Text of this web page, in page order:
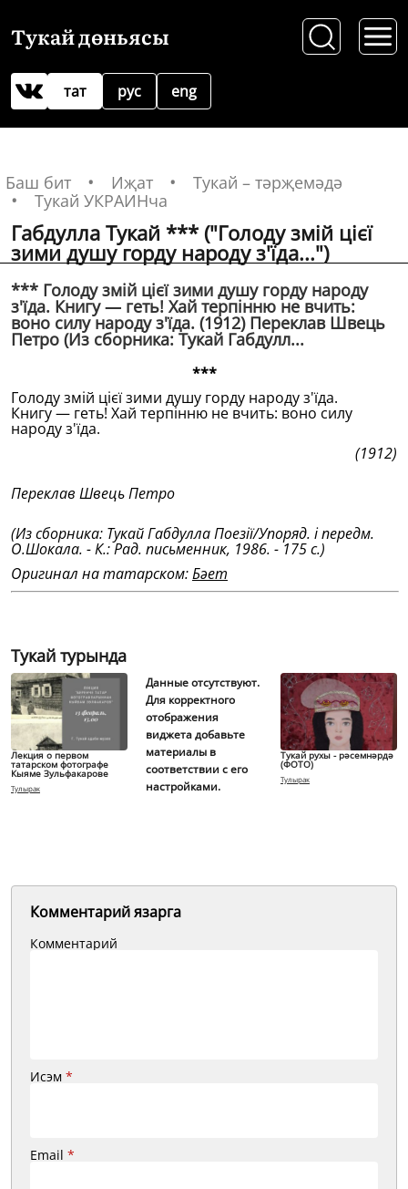
Тукай дөньясы
рус
тат eng
Баш бит Иҗат
Тукай – тәрҗемәдә
Тукай УКРАИНча
Габдулла Тукай *** ("Голоду змiй цiєï
зими душу горду народу з'ïда...")
*** Голоду змiй цiєï зими душу горду народу
з'ïда. Книгу — геть! Хай терпiнню не вчить:
воно силу народу з'ïда. (1912) Переклав Швець
Петро (Из сборника: Тукай Габдулл...
***
Голоду змiй цiєï зими душу горду народу з'ïда.
Книгу — геть! Хай терпiнню не вчить: воно силу
народу з'ïда.
(1912)
Переклав Швець Петро
(Из сборника: Тукай Габдулла Поезiï/Упоряд. i передм.
О.Шокала. - К.: Рад. письменник, 1986. - 175 с.)
Оригинал на татарском:Бәет
Тукай турында
Лекция о первом
татарском фотографе
Кыяме Зульфакарове
Тулырак
Данные отсутствуют.
Для корректного
отображения
виджета добавьте
материалы в
соответствии с его
настройками.
Тукай рухы - рәсемнәрдә
(ФОТО)
Тулырак
Комментарий язарга
Комментарий
Исэм *
Email *